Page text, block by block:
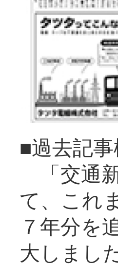
■過去記
「交通
て、これ
７年分を
大し